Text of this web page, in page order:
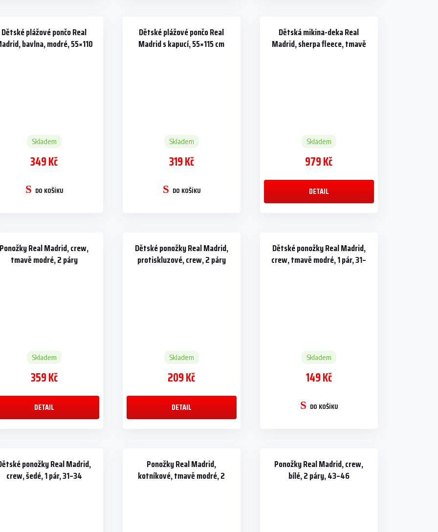
Dětské plážové pončo Real
bavlna, modré, 55×110
Skladem
349 Kč
DO KOŠÍKU
Dětské plážové pončo Real
Madrid s kapucí, 55×115 cm
Skladem
319 Kč
DO KOŠÍKU
Dětská mikina-deka Real
Madrid, sherpa fleece, tmavě
Skladem
979 Kč
DETAIL
Ponožky Real Madrid, crew,
tmavě modré, 2 páry
Skladem
359 Kč
DETAIL
Dětské ponožky Real Madrid,
protiskluzové, crew, 2 páry
Skladem
209 Kč
DETAIL
Dětské ponožky Real Madrid,
crew, tmavě modré, 1 pár, 31–
Skladem
149 Kč
DO KOŠÍKU
ponožky Real Madrid,
crew, šedé, 1 pár, 31–34
Ponožky Real Madrid,
kotníkové, tmavě modré, 2
Ponožky Real Madrid, crew,
bílé, 2 páry, 43–46